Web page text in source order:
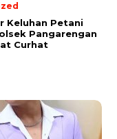
Keluhan Petani
Pangarengan
Curhat